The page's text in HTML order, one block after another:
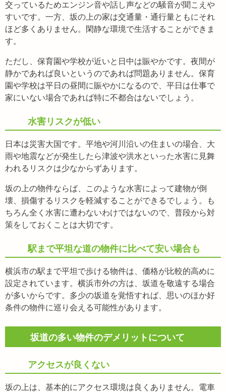
交っているためエンジン音や話し声などの騒音が聞こえや
すいです。一方、坂の上の家は交通量・通行量ともにそれ
ほど多くありません。閑静な環境で生活することができま
す。
ただし、保育園や学校が近いと日中は賑やかです。夜間が
静かであれば良いというのであれば問題ありません。保育
園や学校は平日の昼間に賑やかになるので、平日は仕事で
家にいない場合であれば特に不都合はないでしょう。
水害リスクが低い
日本は災害大国です。平地や河川沿いの住まいの場合、大
雨や地震などが発生したら津波や洪水といった水害に見舞
われるリスクは少なからずあります。
坂の上の物件ならば、このような水害によって建物が倒
壊、損傷するリスクを軽減することができるでしょう。も
ちろん全く水害に遭わないわけではないので、普段から対
策をしておくことは大切です。
駅まで平坦な道の物件に比べて安い場合も
横浜市の駅まで平坦で歩ける物件は、価格が比較的高めに
設定されています。横浜市外の方は、坂道を敬遠する場合
が多いからです。多少の坂道を覚悟すれば、思いのほか好
条件の物件に巡り会える可能性があります。
坂道の多い物件のデメリットについて
アクセスが良くない
坂の上は、基本的にアクセス環境は良くありません。電車